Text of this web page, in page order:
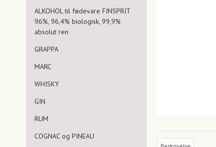
ALKOHOL til fødevare FINSPRIT
96%, 96,4% biologisk, 99,9%
absolut ren
GRAPPA
MARC
WHISKY
GIN
RUM
COGNAC og PINEAU